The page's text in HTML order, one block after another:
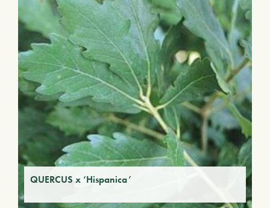
QUERCUS x ‘Hispanica’